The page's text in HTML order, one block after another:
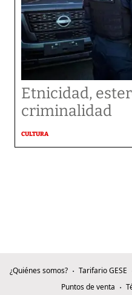
Etnicidad,
criminalidad
CULTURA
¿Quiénes somos? Tarifario GESE
Puntos de venta